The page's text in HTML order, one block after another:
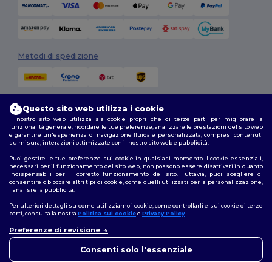
Metodi di spedizione
2026. Tutti i diritti riservati
Termini e Condizioni|Politica di personalizzazione|Informativa sulla
privacy |Politica sui cookie| Site Map
Seguici
Roma|Milano|Napoli|Torino|Palermo|Genova|Bologna|Firenze
Questo sito web utilizza i cookie
Il nostro sito web utilizza sia cookie propri che di terze parti per migliorare la
funzionalità generale, ricordare le tue preferenze, analizzare le prestazioni del sito web
e garantire un'esperienza di navigazione fluida e personalizzata, compresi contenuti
su misura, interazioni ottimizzate con il nostro sito web e pubblicità.
Puoi gestire le tue preferenze sui cookie in qualsiasi momento. I cookie essenziali,
necessari per il funzionamento del sito web, non possono essere disattivati in quanto
indispensabili per il corretto funzionamento del sito. Tuttavia, puoi scegliere di
consentire o bloccare altri tipi di cookie, come quelli utilizzati per la personalizzazione,
l'analisi e la pubblicità.
Per ulteriori dettagli su come utilizziamo i cookie, come controllarli e sui cookie di terze
parti, consulta la nostra Politica sui cookiee Privacy Policy.
Preferenze di revisione
Consenti solo l'essenziale
puoi contattarci in qualsiasi